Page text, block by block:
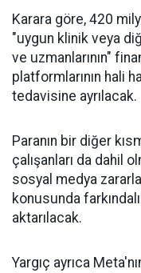
Karara göre, 420
"uygun klinik veya
ve uzmanlarının"
platformlarının hali
tedavisine ayrılacak.
Paranın bir diğer
çalışanları da dahil
sosyal medya
konusunda
aktarılacak.
Yargıç ayrıca